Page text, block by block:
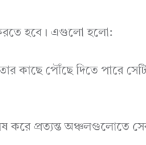
করতে হবে। এগুলো হলো:
কাছে পৌঁছে দিতে পারে
করে প্রত্যন্ত অঞ্চলগুলোতে